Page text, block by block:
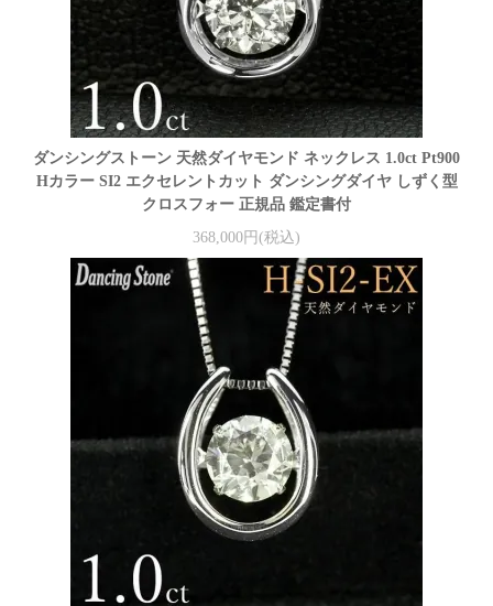
ダンシングストーン 天然ダイヤモンド ネックレス 1.0ct Pt900
Hカラー SI2 エクセレントカット ダンシングダイヤ しずく型
クロスフォー 正規品 鑑定書付
368,000円(税込)